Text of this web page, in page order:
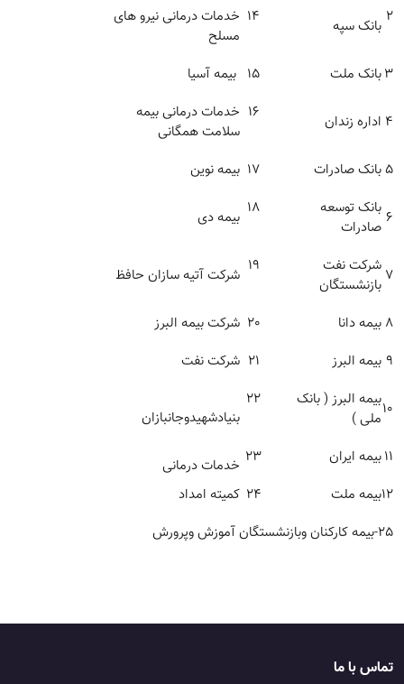
2 بانک سپه 14 خدمات درمانی نیرو های
مسلح
3بانک ملت 15 بیمه آسیا
4 اداره زندان 16 خدمات درمانی بیمه
سلامت همگانی
5 بانک صادرات 17 بیمه نوین
6 بانک توسعه
صادرات
18 بیمه دی
7 شرکت نفت
بازنشستگان
19 شرکت آتیه سازان حافظ
8 بیمه دانا 20 شرکت بیمه البرز
9 بیمه البرز 21 شرکت نفت
10بیمه البرز ( بانک
ملی )
22
بنیادشهیدوجانبازان
11بیمه ایران 23 خدمات درمانی
12بیمه ملت 24 کمیته امداد
25-بیمه کارکنان وبازنشستگان آموزش وپرورش
تماس با ما